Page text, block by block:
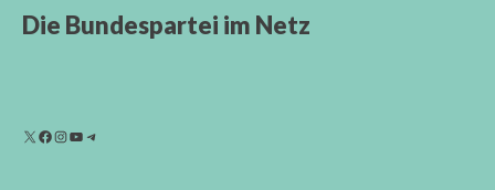
Die Bundespartei im Netz